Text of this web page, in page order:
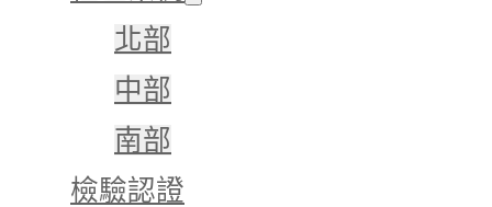
北部
中部
南部
檢驗認證